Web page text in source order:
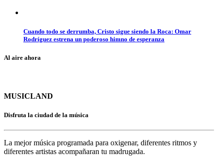
Cuando todo se derrumba, Cristo sigue siendo la Roca: Omar
Rodríguez estrena un poderoso himno de esperanza
Al aire ahora
MUSICLAND
Disfruta la ciudad de la música
La mejor música programada para oxigenar, diferentes ritmos y
diferentes artistas acompañaran tu madrugada.